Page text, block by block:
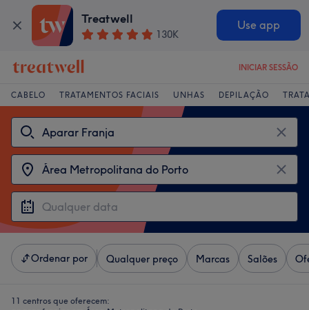
Treatwell
130K
Use app
INICIAR SESSÃO
CABELO TRATAMENTOS FACIAIS UNHAS DEPILAÇÃO
Ordenar por Qualquer preço Marcas Salões
11 centros que oferecem: